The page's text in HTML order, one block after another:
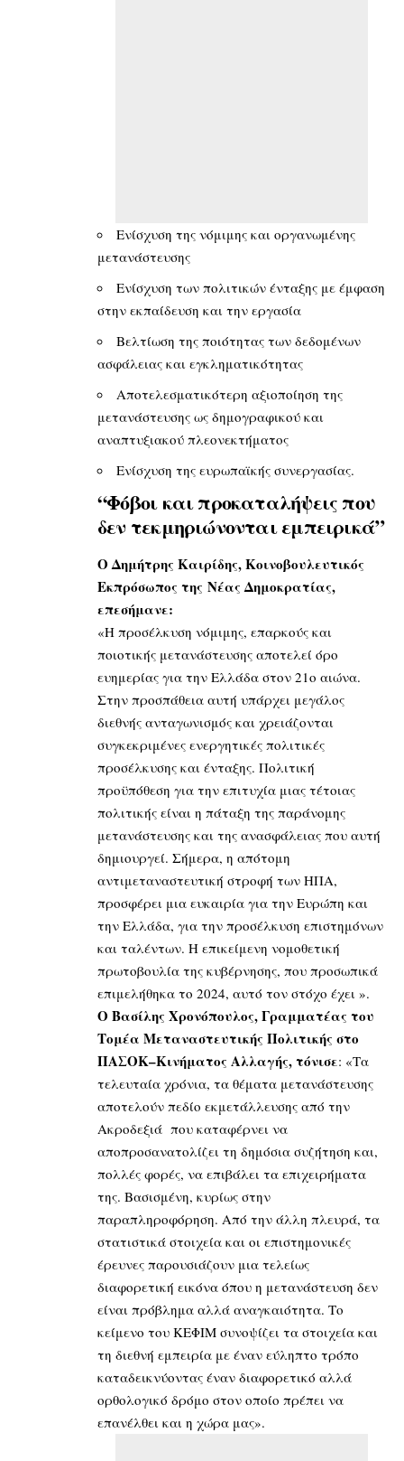
Ενίσχυση της νόμιμης και οργανωμένης
μετανάστευσης
Ενίσχυση των πολιτικών ένταξης με έμφαση
στην εκπαίδευση και την εργασία
Βελτίωση της ποιότητας των δεδομένων
ασφάλειας και εγκληματικότητας
Αποτελεσματικότερη αξιοποίηση της
μετανάστευσης ως δημογραφικού και
αναπτυξιακού πλεονεκτήματος
Ενίσχυση της ευρωπαϊκής συνεργασίας.
“Φόβοι και προκαταλήψεις που
δεν τεκμηριώνονται εμπειρικά”
Ο Δημήτρης Καιρίδης, Κοινοβουλευτικός
Εκπρόσωπος της Νέας Δημοκρατίας,
επεσήμανε:
«Η προσέλκυση νόμιμης, επαρκούς και
ποιοτικής μετανάστευσης αποτελεί όρο
ευημερίας για την Ελλάδα στον 21ο αιώνα.
Στην προσπάθεια αυτή υπάρχει μεγάλος
διεθνής ανταγωνισμός και χρειάζονται
συγκεκριμένες ενεργητικές πολιτικές
προσέλκυσης και ένταξης. Πολιτική
προϋπόθεση για την επιτυχία μιας τέτοιας
πολιτικής είναι η πάταξη της παράνομης
μετανάστευσης και της ανασφάλειας που αυτή
δημιουργεί. Σήμερα, η απότομη
αντιμεταναστευτική στροφή των ΗΠΑ,
προσφέρει μια ευκαιρία για την Ευρώπη και
την Ελλάδα, για την προσέλκυση επιστημόνων
και ταλέντων. Η επικείμενη νομοθετική
πρωτοβουλία της κυβέρνησης, που προσωπικά
επιμελήθηκα το 2024, αυτό τον στόχο έχει ».
Ο Βασίλης Χρονόπουλος, Γραμματέας του
Τομέα Μεταναστευτικής Πολιτικής στο
ΠΑΣΟΚ–Κινήματος Αλλαγής, τόνισε: «Τα
τελευταία χρόνια, τα θέματα μετανάστευσης
αποτελούν πεδίο εκμετάλλευσης από την
Ακροδεξιά που καταφέρνει να
αποπροσανατολίζει τη δημόσια συζήτηση και,
πολλές φορές, να επιβάλει τα επιχειρήματα
της. Βασισμένη, κυρίως στην
παραπληροφόρηση. Από την άλλη πλευρά, τα
στατιστικά στοιχεία και οι επιστημονικές
έρευνες παρουσιάζουν μια τελείως
διαφορετική εικόνα όπου η μετανάστευση δεν
είναι πρόβλημα αλλά αναγκαιότητα. Το
κείμενο του ΚΕΦΙΜ συνοψίζει τα στοιχεία και
τη διεθνή εμπειρία με έναν εύληπτο τρόπο
καταδεικνύοντας έναν διαφορετικό αλλά
ορθολογικό δρόμο στον οποίο πρέπει να
επανέλθει και η χώρα μας».